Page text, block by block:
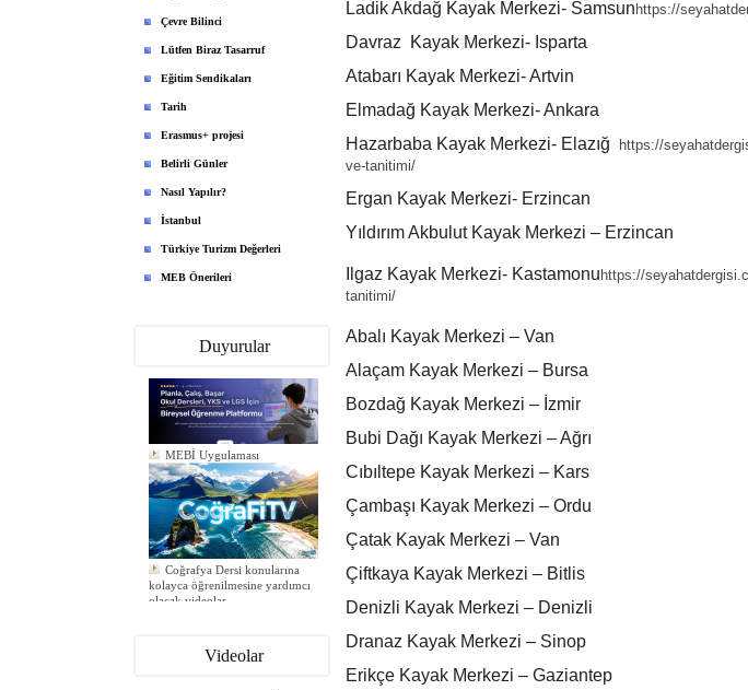
Çevre Bilinci
Lütfen Biraz Tasarruf
Eğitim Sendikaları
Tarih
Erasmus+ projesi
Belirli Günler
Nasıl Yapılır?
İstanbul
Türkiye Turizm Değerleri
MEB Önerileri
Duyurular
MEBİ Uygulaması
Coğrafya Dersi konularına
kolayca öğrenilmesine yardımcı
olacak videolar
Videolar
Ladik Akdağ Kayak Merkezi- Samsun https://
Davraz Kayak Merkezi- Isparta
Atabarı Kayak Merkezi- Artvin
Elmadağ Kayak Merkezi- Ankara
Hazarbaba Kayak Merkezi- Elazığ
https://
ve-tanitimi/
Ergan Kayak Merkezi- Erzincan
Yıldırım Akbulut Kayak Merkezi – Erzincan
Ilgaz Kayak Merkezi- Kastamonu https://
tanitimi/
Abalı Kayak Merkezi – Van
Alaçam Kayak Merkezi – Bursa
Bozdağ Kayak Merkezi – İzmir
Bubi Dağı Kayak Merkezi – Ağrı
Cıbıltepe Kayak Merkezi – Kars
Çambaşı Kayak Merkezi – Ordu
Çatak Kayak Merkezi – Van
Çiftkaya Kayak Merkezi – Bitlis
Denizli Kayak Merkezi – Denizli
Dranaz Kayak Merkezi – Sinop
Erikçe Kayak Merkezi – Gaziantep